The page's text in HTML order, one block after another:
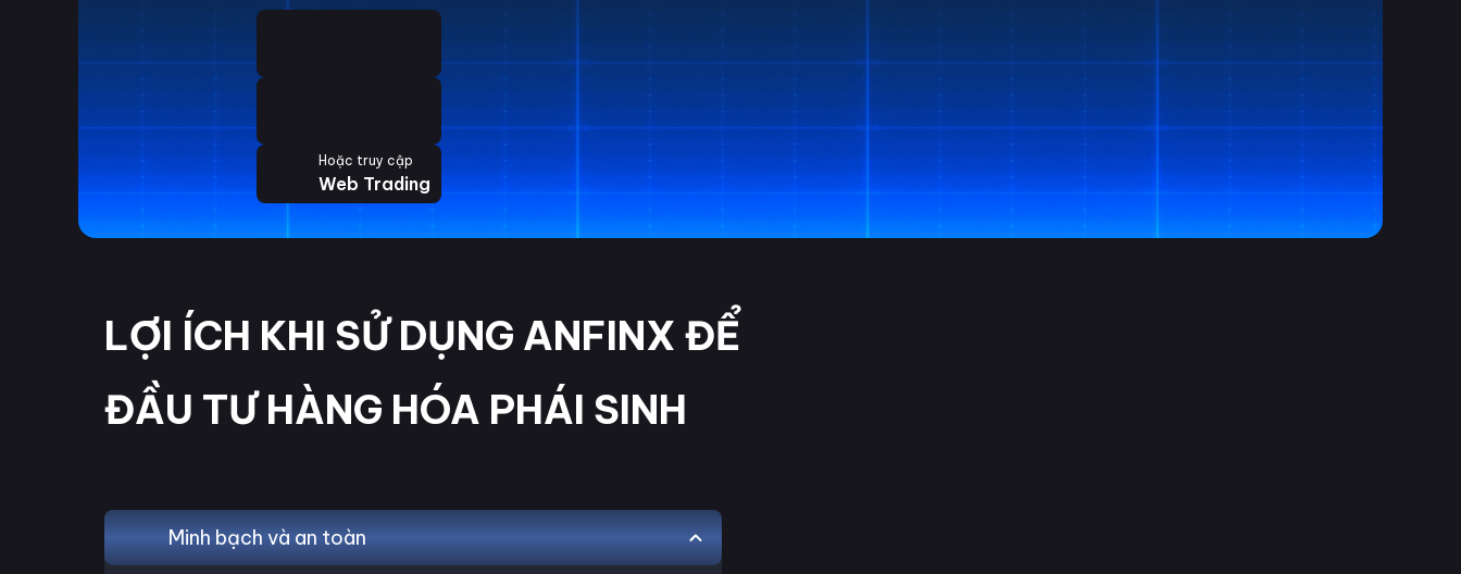
Hoặc truy cập
Web Trading
LỢI ÍCH KHI SỬ DỤNG ANFINX ĐỂ
ĐẦU TƯ HÀNG HÓA PHÁI SINH
Minh bạch và an toàn